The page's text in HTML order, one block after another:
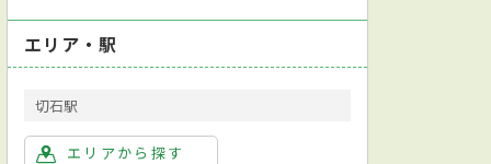
エリア・駅
切石駅
エリアから探す